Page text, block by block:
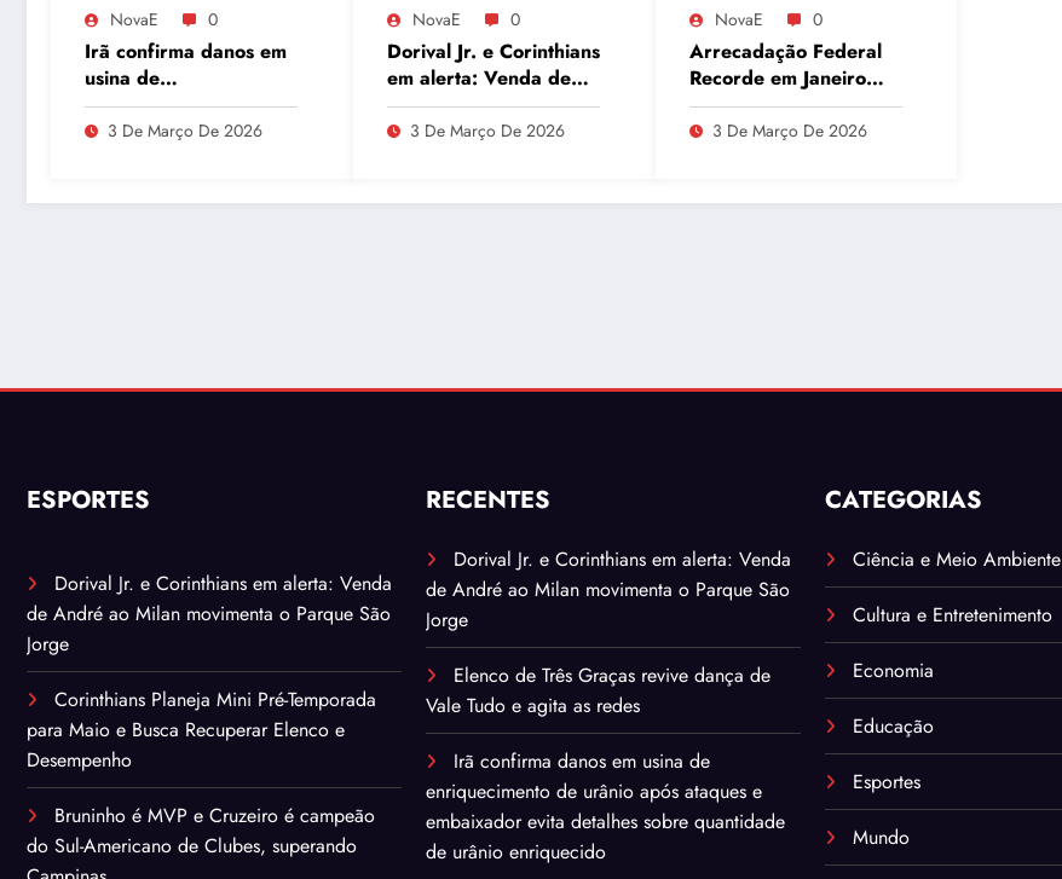
NovaE 0
Irã confirma danos em
usina de
enriquecimento de
urânio após ataques e
quantidade de urânio
3 De Março De 2026
NovaE 0
Dorival Jr. e Corinthians
em alerta: Venda de
André ao Milan
movimenta o Parque
3 De Março De 2026
NovaE 0
Arrecadação Federal
Recorde em Janeiro
Aponta Desafio Fiscal,
Dívida Pública e
3 De Março De 2026
ESPORTES
Dorival Jr. e Corinthians em alerta: Venda
de André ao Milan movimenta o Parque São
Jorge
Corinthians Planeja Mini Pré-Temporada
para Maio e Busca Recuperar Elenco e
Desempenho
Bruninho é MVP e Cruzeiro é campeão
do Sul-Americano de Clubes, superando
RECENTES
Dorival Jr. e Corinthians em alerta: Venda
de André ao Milan movimenta o Parque São
Jorge
Elenco de Três Graças revive dança de
Vale Tudo e agita as redes
Irã confirma danos em usina de
enriquecimento de urânio após ataques e
embaixador evita detalhes sobre quantidade
de urânio enriquecido
CATEGORIAS
Ciência e Meio Ambiente
Cultura e Entretenimento
Economia
Educação
Esportes
Mundo